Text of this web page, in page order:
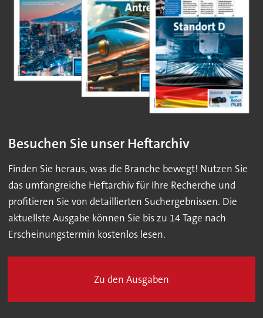
Besuchen Sie unser Heftarchiv
Finden Sie heraus, was die Branche bewegt! Nutzen Sie
das umfangreiche Heftarchiv für Ihre Recherche und
profitieren Sie von detaillierten Suchergebnissen. Die
aktuellste Ausgabe können Sie bis zu 14 Tage nach
Erscheinungstermin kostenlos lesen.
Zu den Ausgaben